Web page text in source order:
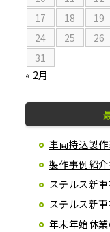
17
18 19
24
25 26
31
« 2月
車両持込製作
製作事例紹介
ステルス新
ステルス新
年末年始休